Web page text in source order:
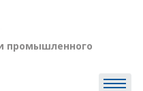
промышленного